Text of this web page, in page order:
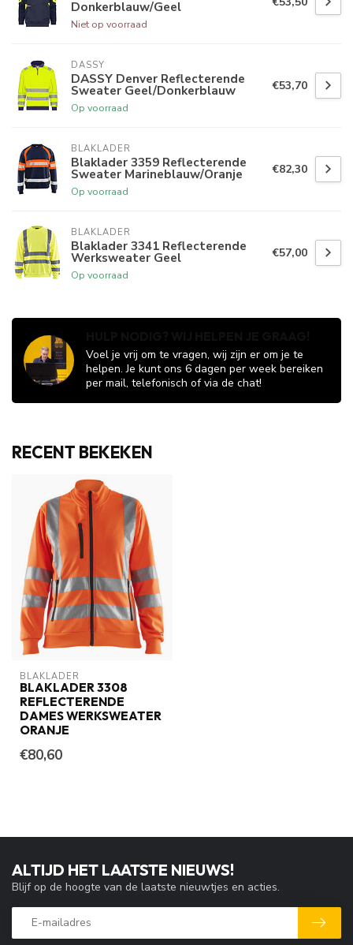
Donkerblauw/Geel
Niet op voorraad
DASSY
DASSY Denver Reflecterende
Sweater Geel/Donkerblauw
Op voorraad
€53,70
BLAKLADER
Blaklader 3359 Reflecterende
Sweater Marineblauw/Oranje
Op voorraad
€82,30
BLAKLADER
Blaklader 3341 Reflecterende
Werksweater Geel
Op voorraad
€57,00
Voel je vrij om te vragen, wij zijn er om je te
helpen. Je kunt ons 6 dagen per week bereiken
per mail, telefonisch of via de chat!
RECENT BEKEKEN
BLAKLADER
BLAKLADER 3308
REFLECTERENDE
DAMES WERKSWEATER
ORANJE
€80,60
ALTIJD HET LAATSTE NIEUWS!
Blijf op de hoogte van de laatste nieuwtjes en acties.